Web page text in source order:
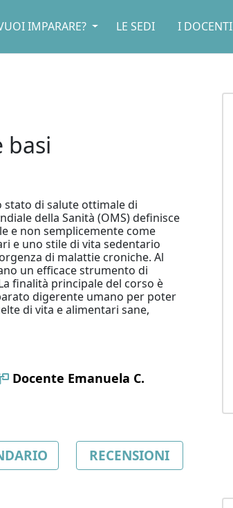
IMPARARE? LE SEDI I DOCENTI
basi
stato di salute ottimale di
della Sanità (OMS) definisce
e non semplicemente come
e uno stile di vita sedentario
di malattie croniche. Al
un efficace strumento di
finalità principale del corso è
digerente umano per poter
di vita e alimentari sane,
Docente Emanuela C.
RECENSIONI